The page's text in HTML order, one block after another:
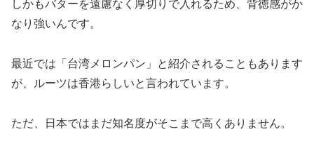
しかもバターを遠慮なく厚切りで入れるため、背徳感がか
なり強いんです。
最近では「台湾メロンパン」と紹介されることもあります
が、ルーツは香港らしいと言われています。
ただ、日本ではまだ知名度がそこまで高くありません。